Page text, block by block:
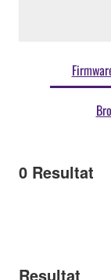
0 Resultat
Resultat